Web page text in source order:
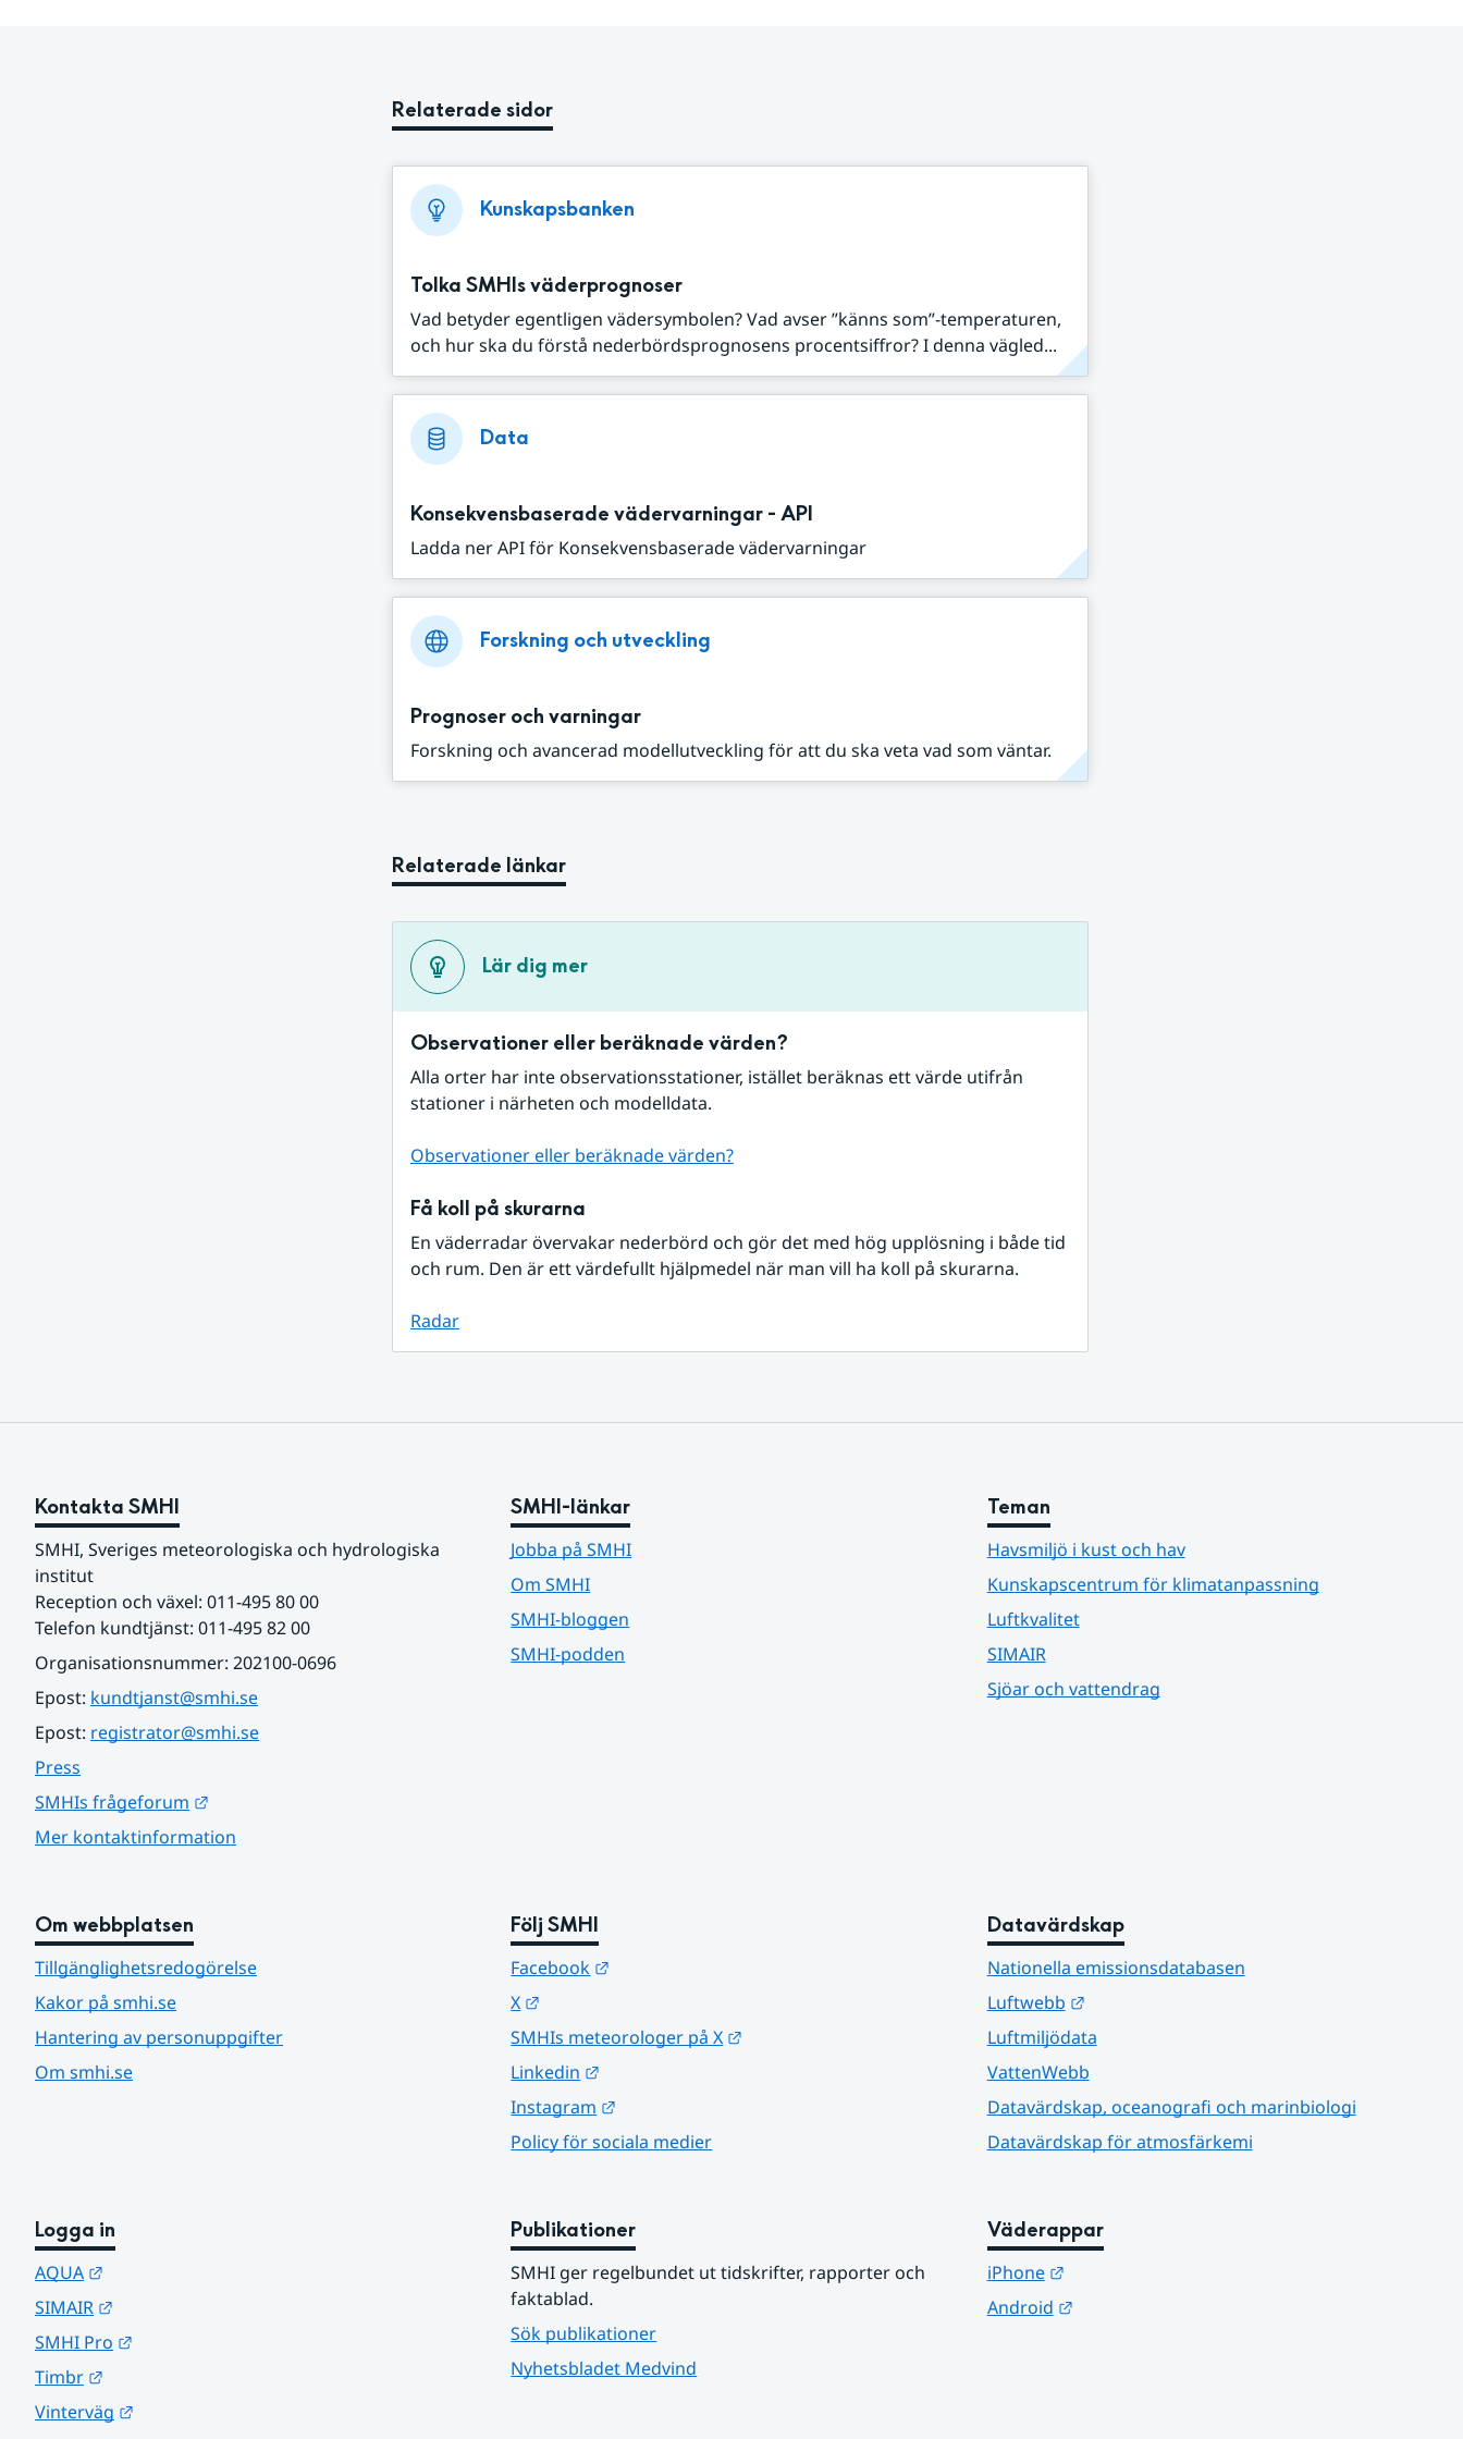
Relaterade sidor
Kunskapsbanken
Tolka SMHIs väderprognoser
Vad betyder egentligen vädersymbolen? Vad avser ”känns som”-temperaturen,
och hur ska du förstå nederbördsprognosens procentsiffror? I denna vägled...
Data
Konsekvensbaserade vädervarningar - API
Ladda ner API för Konsekvensbaserade vädervarningar
Forskning och utveckling
Prognoser och varningar
Forskning och avancerad modellutveckling för att du ska veta vad som väntar.
Relaterade länkar
Lär dig mer
Observationer eller beräknade värden?
Alla orter har inte observationsstationer, istället beräknas ett värde utifrån
stationer i närheten och modelldata.
Observationer eller beräknade värden?
Få koll på skurarna
En väderradar övervakar nederbörd och gör det med hög upplösning i både tid
och rum. Den är ett värdefullt hjälpmedel när man vill ha koll på skurarna.
Radar
Kontakta SMHI
SMHI, Sveriges meteorologiska och hydrologiska
institut
Reception och växel: 011-495 80 00
Telefon kundtjänst: 011-495 82 00
Organisationsnummer: 202100-0696
Epost: kundtjanst@smhi.se
Epost: registrator@smhi.se
Press
SMHIs frågeforum
Mer kontaktinformation
SMHI-länkar
Jobba på SMHI
Om SMHI
SMHI-bloggen
SMHI-podden
Teman
Havsmiljö i kust och hav
Kunskapscentrum för klimatanpassning
Luftkvalitet
SIMAIR
Sjöar och vattendrag
Om webbplatsen
Tillgänglighetsredogörelse
Kakor på smhi.se
Hantering av personuppgifter
Om smhi.se
Följ SMHI
Facebook
X
SMHIs meteorologer på X
Linkedin
Instagram
Policy för sociala medier
Datavärdskap
Nationella emissionsdatabasen
Luftwebb
Länk till annan webbplats.
Luftmiljödata
VattenWebb
Datavärdskap, oceanografi och marinbiologi
Datavärdskap för atmosfärkemi
Logga in
AQUA
SIMAIR
SMHI Pro
Timbr
Vinterväg
Publikationer
SMHI ger regelbundet ut tidskrifter, rapporter och
faktablad.
Sök publikationer
Nyhetsbladet Medvind
Väderappar
iPhone
Länk till annan webbplats.
Android
Länk till annan webbplats.